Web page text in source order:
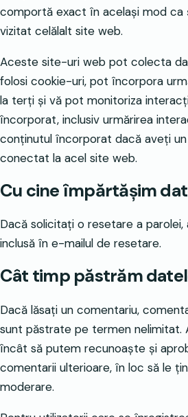
comportă exact în același mod ca
vizitat celălalt site web.
Aceste site-uri web pot colecta
folosi cookie-uri, pot încorpora
la terți și vă pot monitoriza
încorporat, inclusiv urmărirea
conținutul încorporat dacă aveți
conectat la acel site web.
Cu cine împărtășim
Dacă solicitați o resetare a parolei,
inclusă în e-mailul de resetare.
Cât timp păstrăm
Dacă lăsați un comentariu,
sunt păstrate pe termen nelimitat.
încât să putem recunoaște și
comentarii ulterioare, în loc să le
moderare.